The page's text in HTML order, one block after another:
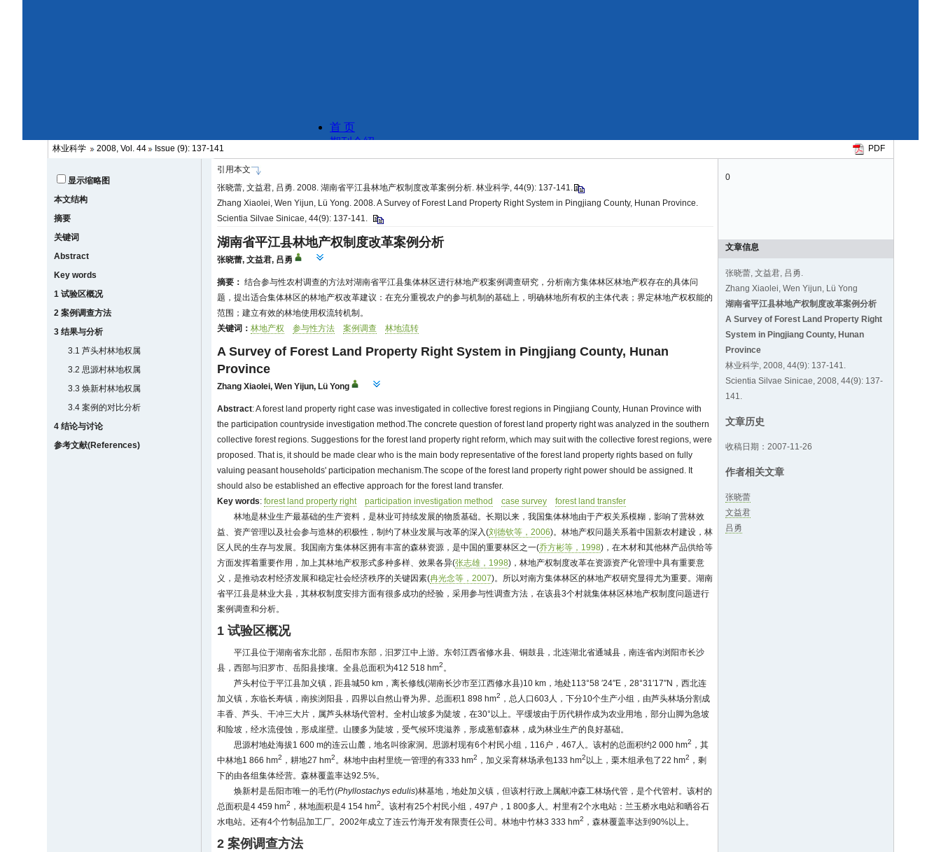
林业科学 2008, Vol. 44 Issue (9): 137-141 PDF
显示缩略图
本文结构
摘要
关键词
Abstract
Key words
1 试验区概况
2 案例调查方法
3 结果与分析
3.1 芦头村林地权属
3.2 思源村林地权属
3.3 焕新村林地权属
3.4 案例的对比分析
4 结论与讨论
参考文献(References)
0
文章信息
张晓蕾, 文益君, 吕勇.
Zhang Xiaolei, Wen Yijun, Lü Yong
湖南省平江县林地产权制度改革案例分析
A Survey of Forest Land Property Right
System in Pingjiang County, Hunan
Province
林业科学, 2008, 44(9): 137-141.
Scientia Silvae Sinicae, 2008, 44(9): 137-
141.
文章历史
收稿日期：2007-11-26
作者相关文章
张晓蕾
文益君
吕勇
引用本文
张晓蕾, 文益君, 吕勇. 2008. 湖南省平江县林地产权制度改革案例分析. 林业科学, 44(9): 137-141.
Zhang Xiaolei, Wen Yijun, Lü Yong. 2008. A Survey of Forest Land Property Right System in Pingjiang County, Hunan Province.
Scientia Silvae Sinicae, 44(9): 137-141.
湖南省平江县林地产权制度改革案例分析
张晓蕾,文益君, 吕勇
摘要： 结合参与性农村调查的方法对湖南省平江县集体林区进行林地产权案例调查研究，分析南方集体林区林地产权存在的具体问
题，提出适合集体林区的林地产权改革建议：在充分重视农户的参与机制的基础上，明确林地所有权的主体代表；界定林地产权权能的
范围；建立有效的林地使用权流转机制。
关键词：林地产权 参与性方法 案例调查 林地流转
A Survey of Forest Land Property Right System in Pingjiang County, Hunan
Province
Zhang Xiaolei,Wen Yijun, Lü Yong
Abstract: A forest land property right case was investigated in collective forest regions in Pingjiang County, Hunan Province with
the participation countryside investigation method.The concrete question of forest land property right was analyzed in the southern
collective forest regions. Suggestions for the forest land property right reform, which may suit with the collective forest regions, were
proposed. That is, it should be made clear who is the main body representative of the forest land property rights based on fully
valuing peasant households' participation mechanism.The scope of the forest land property right power should be assigned. It
should also be established an effective approach for the forest land transfer.
Key words:forest land property right participation investigation method case survey
forest land transfer
林地是林业生产最基础的生产资料，是林业可持续发展的物质基础。长期以来，我国集体林地由于产权关系模糊，影响了营林效
益、资产管理以及社会参与造林的积极性，制约了林业发展与改革的深入(刘德钦等，2006)。林地产权问题关系着中国新农村建设，林
区人民的生存与发展。我国南方集体林区拥有丰富的森林资源，是中国的重要林区之一(乔方彬等，1998)，在木材和其他林产品供给等
方面发挥着重要作用，加上其林地产权形式多种多样、效果各异(张志雄，1998)，林地产权制度改革在资源资产化管理中具有重要意
义，是推动农村经济发展和稳定社会经济秩序的关键因素(冉光念等，2007)。所以对南方集体林区的林地产权研究显得尤为重要。湖南
省平江县是林业大县，其林权制度安排方面有很多成功的经验，采用参与性调查方法，在该县3个村就集体林区林地产权制度问题进行
案例调查和分析。
1 试验区概况
平江县位于湖南省东北部，岳阳市东部，汩罗江中上游。东邻江西省修水县、铜鼓县，北连湖北省通城县，南连省内浏阳市长沙
县，西部与汩罗市、岳阳县接壤。全县总面积为412 518 hm2。
芦头村位于平江县加义镇，距县城50 km，离长修线(湖南长沙市至江西修水县)10 km，地处113°58 ′24″E，28°31′17″N，西北连
加义镇，东临长寿镇，南挨浏阳县，四界以自然山脊为界。总面积1 898 hm2 ，总人口603人，下分10个生产小组，由芦头林场分割成
丰香、芦头、干冲三大片，属芦头林场代管村。全村山坡多为陡坡，在30°以上。平缓坡由于历代耕作成为农业用地，部分山脚为急坡
和险坡，经水流侵蚀，形成崖壁。山腰多为陡坡，受气候环境滋养，形成葱郁森林，成为林业生产的良好基础。
思源村地处海拔1 600 m的连云山麓，地名叫徐家洞。思源村现有6个村民小组，116户，467人。该村的总面积约2 000 hm2 ，其
中林地1 866 hm2 ，耕地27 hm2。林地中由村里统一管理的有333 hm2 ，加义采育林场承包133 hm2 以上，栗木组承包了22 hm2 ，剩
下的由各组集体经营。森林覆盖率达92.5%。
焕新村是岳阳市唯一的毛竹(Phyllostachys edulis)林基地，地处加义镇，但该村行政上属献冲森工林场代管，是个代管村。该村的
总面积是4 459 hm2 ，林地面积是4 154 hm2。该村有25个村民小组，497户，1 800多人。村里有2个水电站：兰玉桥水电站和晒谷石
水电站。还有4个竹制品加工厂。2002年成立了连云竹海开发有限责任公司。林地中竹林3 333 hm2 ，森林覆盖率达到90%以上。
2 案例调查方法